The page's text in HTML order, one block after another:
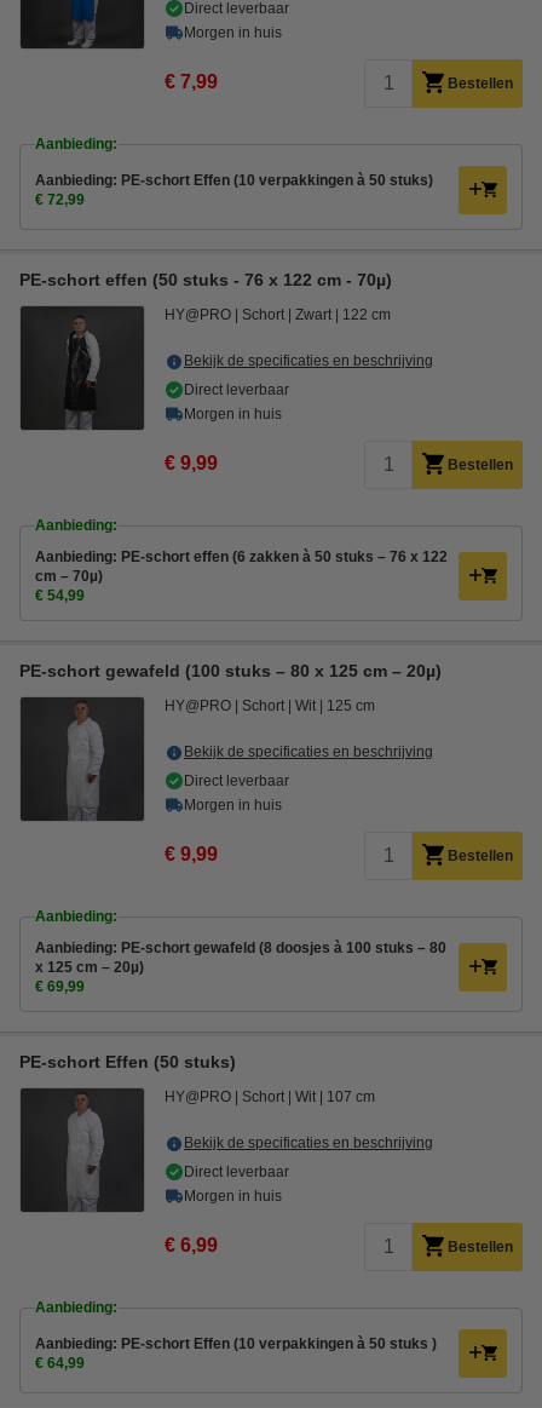
Direct leverbaar
Morgen in huis
€ 7,99 Bestellen
Aanbieding:
Aanbieding: PE-schort Effen (10 verpakkingen à 50 stuks)
€ 72,99
PE-schort effen (50 stuks - 76 x 122 cm - 70µ)
HY@PRO Schort Zwart 122 cm
Bekijk de specificaties en beschrijving
Direct leverbaar
Morgen in huis
€ 9,99 Bestellen
Aanbieding:
Aanbieding: PE-schort effen (6 zakken à 50 stuks – 76 x 122
cm – 70µ)
€ 54,99
PE-schort gewafeld (100 stuks – 80 x 125 cm – 20µ)
HY@PRO Schort Wit 125 cm
Bekijk de specificaties en beschrijving
Direct leverbaar
Morgen in huis
€ 9,99 Bestellen
Aanbieding:
Aanbieding: PE-schort gewafeld (8 doosjes à 100 stuks – 80
x 125 cm – 20µ)
€ 69,99
PE-schort Effen (50 stuks)
HY@PRO Schort Wit 107 cm
Bekijk de specificaties en beschrijving
Direct leverbaar
Morgen in huis
€ 6,99 Bestellen
Aanbieding:
Aanbieding: PE-schort Effen (10 verpakkingen à 50 stuks )
€ 64,99